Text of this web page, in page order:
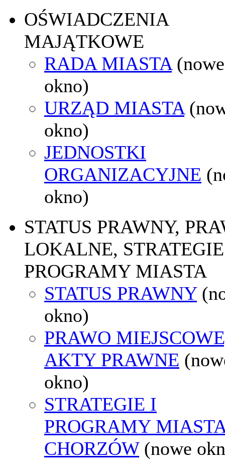
OŚWIADCZENIA
MAJĄTKOWE
RADA MIASTA (nowe
okno)
URZĄD MIASTA
okno)
JEDNOSTKI
ORGANIZACYJNE
okno)
STATUS PRAWNY,
LOKALNE,
PROGRAMY MIASTA
STATUS PRAWNY
okno)
PRAWO
AKTY PRAWNE
okno)
STRATEGIE I
PROGRAMY
CHORZÓW (nowe